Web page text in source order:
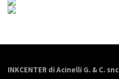
INKCENTER di Acinelli G. & C. snc